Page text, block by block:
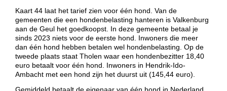
Kaart 44 laat het tarief zien voor één hond. Van de
gemeenten die een hondenbelasting hanteren is Valkenburg
aan de Geul het goedkoopst. In deze gemeente betaal je
sinds 2023 niets voor de eerste hond. Inwoners die meer
dan één hond hebben betalen wel hondenbelasting. Op de
tweede plaats staat Tholen waar een hondenbezitter 18,40
euro betaalt voor één hond. Inwoners in Hendrik-Ido-
Ambacht met een hond zijn het duurst uit (145,44 euro).
Gemiddeld betaalt de eigenaar van één hond in Nederland